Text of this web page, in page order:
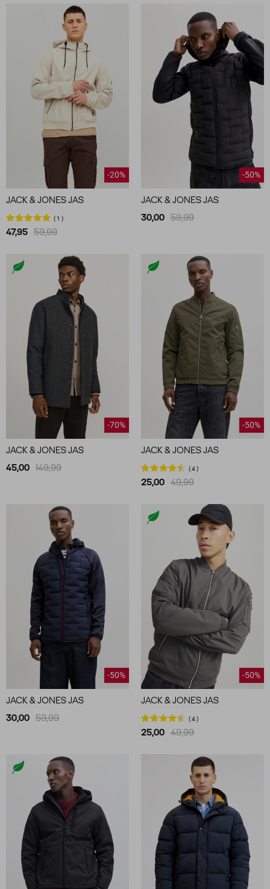
-20%
JACK & JONES JAS
1
47,95 59,99
-50%
JACK & JONES JAS
30,00 59,99
-70%
JACK & JONES JAS
45,00 149,99
-50%
JACK & JONES JAS
4
25,00 49,99
-50%
JACK & JONES JAS
30,00 59,99
-50%
JACK & JONES JAS
4
25,00 49,99